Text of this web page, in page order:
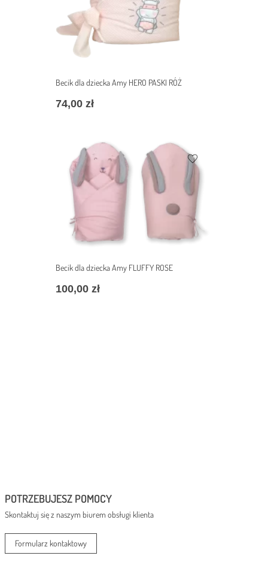
Becik dla dziecka Amy HERO PASKI RÓŻ
74,00 zł
Becik dla dziecka Amy FLUFFY ROSE
100,00 zł
POTRZEBUJESZ POMOCY
Skontaktuj się z naszym biurem obsługi klienta
Formularz kontaktowy